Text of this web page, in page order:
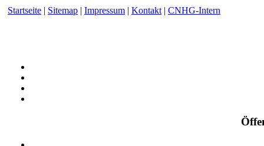
Startseite | Sitemap | Impressum | Kontakt | CNHG-Intern